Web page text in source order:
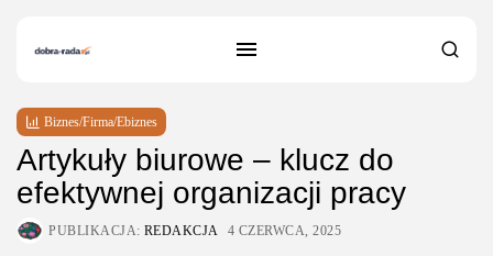
Biznes/Firma/Ebiznes
Artykuły biurowe – klucz do
efektywnej organizacji pracy
PUBLIKACJA: REDAKCJA 4 CZERWCA, 2025